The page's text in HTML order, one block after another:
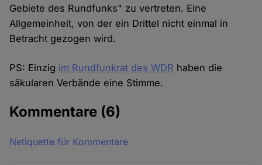
Gebiete des Rundfunks" zu vertreten. Eine
Allgemeinheit, von der ein Drittel nicht einmal in
Betracht gezogen wird.
PS: Einzig im Rundfunkrat des WDR haben die
säkularen Verbände eine Stimme.
Kommentare (6)
Netiquette für Kommentare